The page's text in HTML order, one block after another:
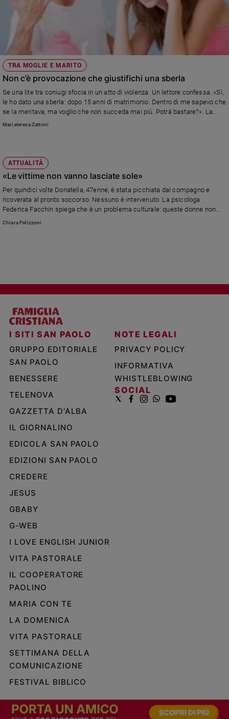
TRA MOGLIE E MARITO
Non c’è provocazione che giustifichi una sberla
Se una lite tra coniugi sfocia in un atto di violenza. Un lettore confessa: «Sì,
le ho dato una sberla: dopo 15 anni di matrimonio. Dentro di me sapevo che
se la meritava, ma voglio che non succeda mai più. Potrà bastare?». La
parola ai nostri consulenti familiari.
Mariateresa Zattoni
ATTUALITÀ
«Le vittime non vanno lasciate sole»
Per quindici volte Donatella, 47enne, è stata picchiata dal compagno e
ricoverata al pronto soccorso. Nessuno è intervenuto. La psicologa
Federica Facchin spiega che è un problema culturale: queste donne non
denunciano e il pensare comune vuole che “tra moglie e marito sia meglio
Chiara Pelizzoni
I SITI SAN PAOLO
GRUPPO EDITORIALE
SAN PAOLO
BENESSERE
TELENOVA
GAZZETTA D'ALBA
IL GIORNALINO
EDICOLA SAN PAOLO
EDIZIONI SAN PAOLO
CREDERE
JESUS
GBABY
G-WEB
I LOVE ENGLISH JUNIOR
VITA PASTORALE
IL COOPERATORE
PAOLINO
MARIA CON TE
LA DOMENICA
VITA PASTORALE
SETTIMANA DELLA
COMUNICAZIONE
FESTIVAL BIBLICO
NOTE LEGALI
PRIVACY POLICY
INFORMATIVA
WHISTLEBLOWING
SOCIAL